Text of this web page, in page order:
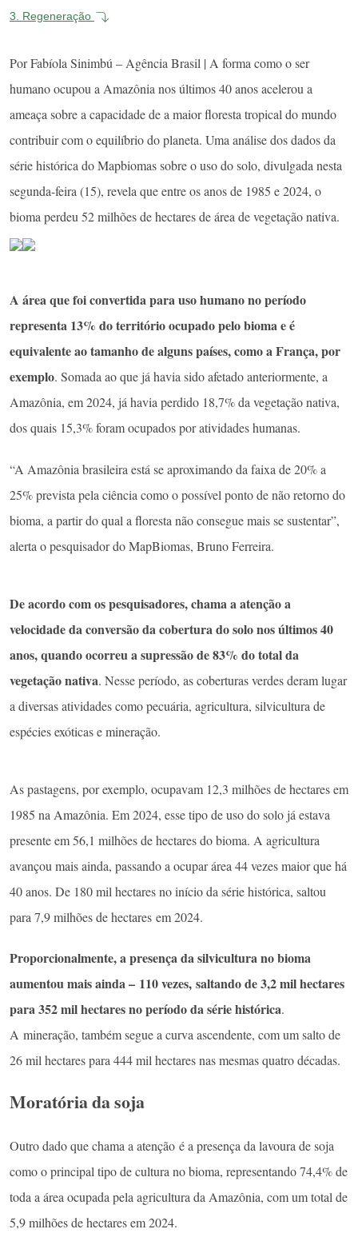
3. Regeneração
Por Fabíola Sinimbú – Agência Brasil | A forma como o ser
humano ocupou a Amazônia nos últimos 40 anos acelerou a
ameaça sobre a capacidade de a maior floresta tropical do mundo
contribuir com o equilíbrio do planeta. Uma análise dos dados da
série histórica do Mapbiomas sobre o uso do solo, divulgada nesta
segunda-feira (15), revela que entre os anos de 1985 e 2024, o
bioma perdeu 52 milhões de hectares de área de vegetação nativa.
A área que foi convertida para uso humano no período
representa 13% do território ocupado pelo bioma e é
equivalente ao tamanho de alguns países, como a França, por
exemplo. Somada ao que já havia sido afetado anteriormente, a
Amazônia, em 2024, já havia perdido 18,7% da vegetação nativa,
dos quais 15,3% foram ocupados por atividades humanas.
“A Amazônia brasileira está se aproximando da faixa de 20% a
25% prevista pela ciência como o possível ponto de não retorno do
bioma, a partir do qual a floresta não consegue mais se sustentar”,
alerta o pesquisador do MapBiomas, Bruno Ferreira.
De acordo com os pesquisadores, chama a atenção a
velocidade da conversão da cobertura do solo nos últimos 40
anos, quando ocorreu a supressão de 83% do total da
vegetação nativa. Nesse período, as coberturas verdes deram lugar
a diversas atividades como pecuária, agricultura, silvicultura de
espécies exóticas e mineração.
As pastagens, por exemplo, ocupavam 12,3 milhões de hectares em
1985 na Amazônia. Em 2024, esse tipo de uso do solo já estava
presente em 56,1 milhões de hectares do bioma. A agricultura
avançou mais ainda, passando a ocupar área 44 vezes maior que há
40 anos. De 180 mil hectares no início da série histórica, saltou
para 7,9 milhões de hectares em 2024.
Proporcionalmente, a presença da silvicultura no bioma
aumentou mais ainda – 110 vezes, saltando de 3,2 mil hectares
para 352 mil hectares no período da série histórica.
A mineração, também segue a curva ascendente, com um salto de
26 mil hectares para 444 mil hectares nas mesmas quatro décadas.
Moratória da soja
Outro dado que chama a atenção é a presença da lavoura de soja
como o principal tipo de cultura no bioma, representando 74,4% de
toda a área ocupada pela agricultura da Amazônia, com um total de
5,9 milhões de hectares em 2024.